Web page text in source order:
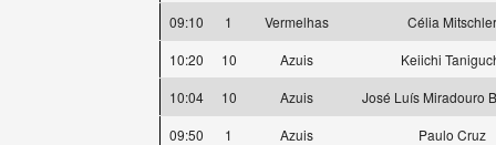
09:10
1 Vermelhas
Célia Mitschler
10:20
10 Azuis
Keiichi
10:04
10 Azuis
José Luís Miradouro
09:50
1 Azuis
Paulo Cruz